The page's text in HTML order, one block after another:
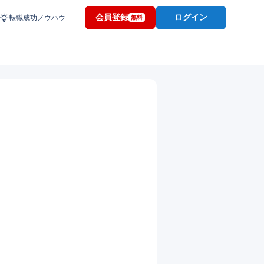
転職成功ノウハウ 会員登録 無料 ログイン